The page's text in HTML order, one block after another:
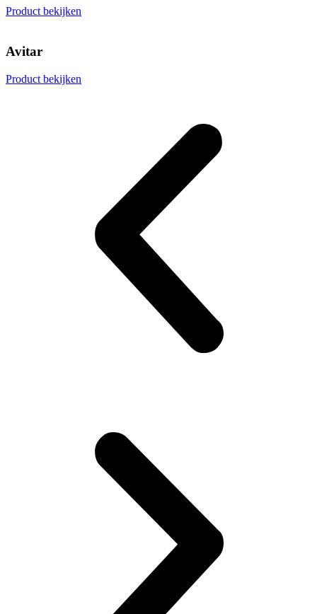
Product bekijken
Avitar
Product bekijken